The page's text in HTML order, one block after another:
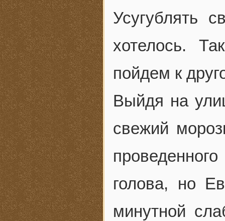
Усугублять
хотелось.
пойдем к
Выйдя на
свежий
голова, но
минутной